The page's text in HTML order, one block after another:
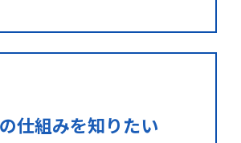
仕組みを知りたい